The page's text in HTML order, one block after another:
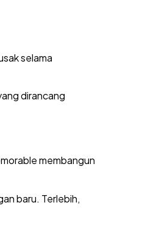
selama
dirancang
membangun
baru. Terlebih,